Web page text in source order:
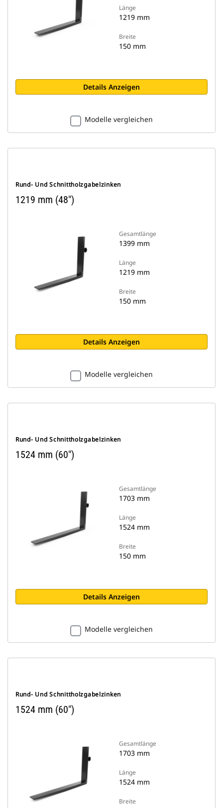
Länge
1219 mm
Breite
150 mm
Details Anzeigen
Modelle vergleichen
Rund- Und Schnittholzgabelzinken
1219 mm (48")
Gesamtlänge
1399 mm
Länge
1219 mm
Breite
150 mm
Details Anzeigen
Modelle vergleichen
Rund- Und Schnittholzgabelzinken
1524 mm (60")
Gesamtlänge
1703 mm
Länge
1524 mm
Breite
150 mm
Details Anzeigen
Modelle vergleichen
Rund- Und Schnittholzgabelzinken
1524 mm (60")
Gesamtlänge
1703 mm
Länge
1524 mm
Breite